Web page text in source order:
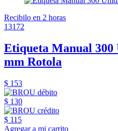
Recibilo en 2 horas
13172
Etiqueta Manual 300
mm Rotola
$ 153
$ 130
$ 115
Agregar a mi carrito